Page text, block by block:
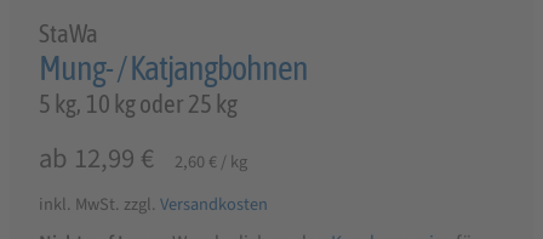
StaWa
Mung- / Katjangbohnen
5 kg, 10 kg oder 25 kg
ab 12,99 € 2,60 €/kg
inkl. MwSt. zzgl. Versandkosten